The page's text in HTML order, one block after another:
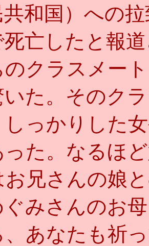
和国）への
死亡したと報
クラスメー
いた。そのク
しっかりした
った。なるほ
お兄さんの娘
みさんのお
、あなたも祈